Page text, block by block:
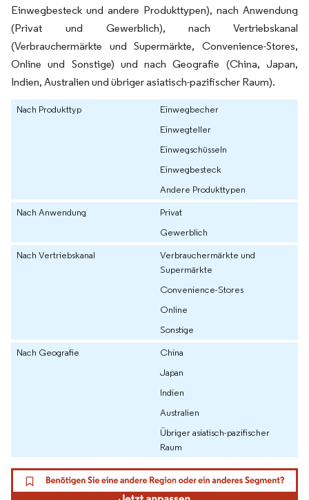
Einwegbesteck und andere Produkttypen), nach Anwendung
(Privat und Gewerblich), nach Vertriebskanal
(Verbrauchermärkte und Supermärkte, Convenience-Stores,
Online und Sonstige) und nach Geografie (China, Japan,
Indien, Australien und übriger asiatisch-pazifischer Raum).
Nach Produkttyp
Einwegbecher
Einwegteller
Einwegschüsseln
Einwegbesteck
Andere Produkttypen
Nach Anwendung
Privat
Gewerblich
Nach Vertriebskanal
Verbrauchermärkte und
Supermärkte
Convenience-Stores
Online
Sonstige
Nach Geografie
China
Japan
Indien
Australien
Übriger asiatisch-pazifischer
Raum